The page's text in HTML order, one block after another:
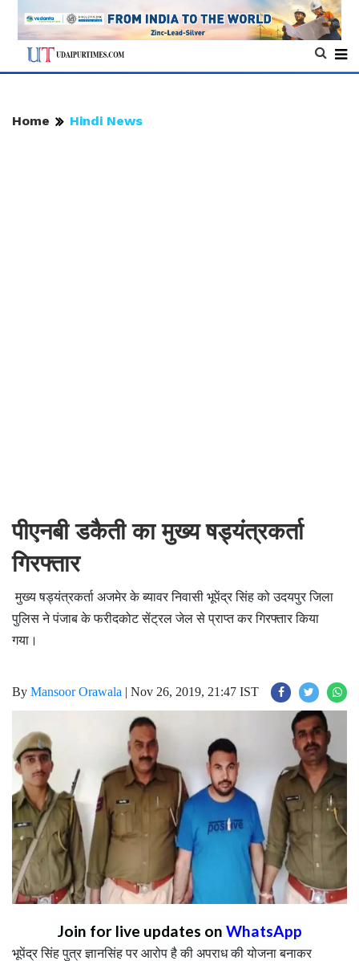
Home Hindi News
पीएनबी डकैती का मुख्य षड्यंत्रकर्ता
गिरफ्तार
मुख्य षड्यंत्रकर्ता अजमेर के ब्यावर निवासी भूपेंद्र सिंह को उदयपुर जिला
पुलिस ने पंजाब के फरीदकोट सेंट्रल जेल से प्राप्त कर गिरफ्तार किया
गया।
By Mansoor Orawala | Nov 26, 2019, 21:47 IST
Join for live updates on WhatsApp
भूपेंद्र सिंह पुत्र ज्ञानसिंह पर आरोप है की अपराध की योजना बनाकर